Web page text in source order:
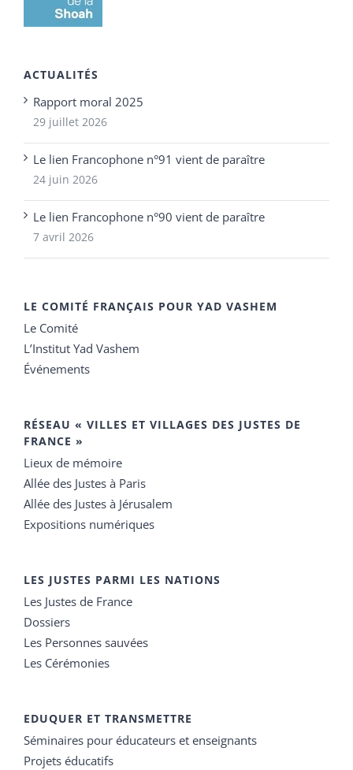
ACTUALITÉS
Rapport moral 2025
29 juillet 2026
Le lien Francophone n°91 vient de paraître
24 juin 2026
Le lien Francophone n°90 vient de paraître
7 avril 2026
LE COMITÉ FRANÇAIS POUR YAD VASHEM
Le Comité
L’Institut Yad Vashem
Événements
RÉSEAU « VILLES ET VILLAGES DES JUSTES DE
FRANCE »
Lieux de mémoire
Allée des Justes à Paris
Allée des Justes à Jérusalem
Expositions numériques
LES JUSTES PARMI LES NATIONS
Les Justes de France
Dossiers
Les Personnes sauvées
Les Cérémonies
EDUQUER ET TRANSMETTRE
Séminaires pour éducateurs et enseignants
Projets éducatifs